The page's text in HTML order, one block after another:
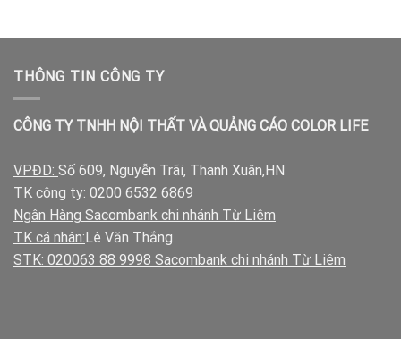
THÔNG TIN CÔNG TY
CÔNG TY TNHH NỘI THẤT VÀ QUẢNG CÁO COLOR LIFE
VPĐD: Số 609, Nguyễn Trãi, Thanh Xuân,HN
TK công ty: 0200 6532 6869
Ngân Hàng Sacombank chi nhánh Từ Liêm
TK cá nhân:Lê Văn Thắng
STK: 020063 88 9998 Sacombank chi nhánh Từ Liêm